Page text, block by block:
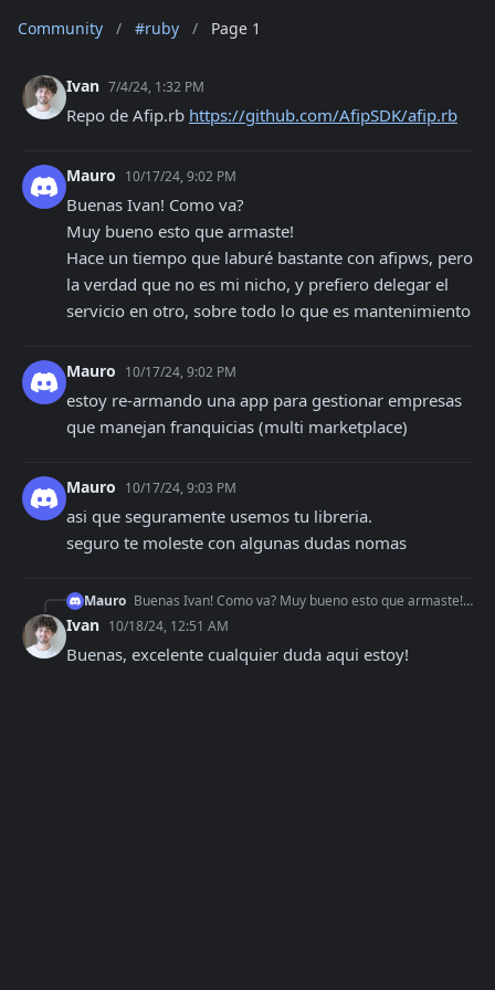
Community / #ruby / Page 1
Ivan 7/4/24, 1:32 PM
Repo de Afip.rb https://github.com/AfipSDK/afip.rb
Mauro 10/17/24, 9:02 PM
Buenas Ivan! Como va?
Muy bueno esto que armaste!
Hace un tiempo que laburé bastante con afipws, pero
la verdad que no es mi nicho, y prefiero delegar el
servicio en otro, sobre todo lo que es mantenimiento
Mauro 10/17/24, 9:02 PM
estoy re-armando una app para gestionar empresas
que manejan franquicias (multi marketplace)
Mauro 10/17/24, 9:03 PM
asi que seguramente usemos tu libreria.
seguro te moleste con algunas dudas nomas
Mauro Buenas Ivan! Como va? Muy bueno esto que armaste! Hace un tiempo que laburé bastante con afipws, pero la verdad que no es mi nicho, y prefiero delegar el servic
Ivan 10/18/24, 12:51 AM
Buenas, excelente cualquier duda aqui estoy!